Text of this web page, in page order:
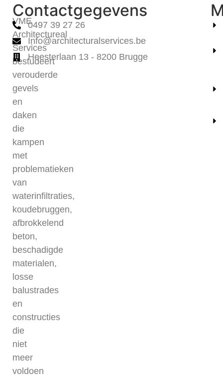
VME
Architectureal
Services
bestudeert
verouderde
gevels
en
daken
die
kampen
met
problematieken
van
waterinfiltraties,
koudebruggen,
afbrokkelend
beton,
beschadigde
materialen,
losse
balustrades
en
constructies
die
niet
meer
voldoen
Contactgegevens
0497 39 27 26
Info@architecturalservices.be
Heesterlaan 13 - 8200 Brugge